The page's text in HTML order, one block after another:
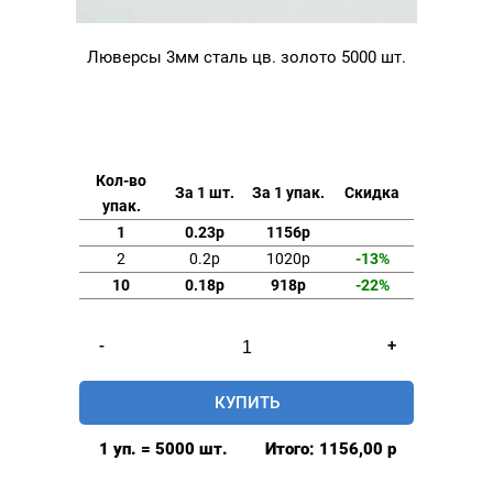
Люверсы 3мм сталь цв. золото 5000 шт.
Кол-во
упак.
За 1 шт. За 1 упак. Скидка
1 0.23р
1156р
2
0.2р 1020р
-13%
10
0.18р 918р -22%
-
товара
Люверсы
3мм
+
КУПИТЬ
1 уп. = 5000 шт. Итого: 1156,00 р